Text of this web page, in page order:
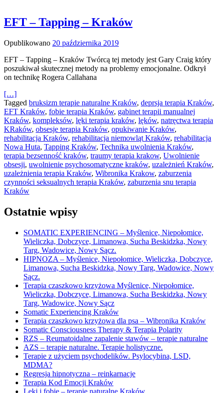
EFT – Tapping – Kraków
Opublikowano 20 października 2019
EFT – Tapping – Kraków Twórcą tej metody jest Gary Craig który
poszukiwał skutecznej metody na problemy emocjonalne. Odkrył
on technikę Rogera Callahana
[…]
Tagged bruksizm terapie naturalne Kraków, deprsja terapia Kraków,
EFT Kraków, fobie terapia Kraków, gabinet terapii manualnej
Kraków, kompleksów, lęki terapia kraków, lęków, natręctwa terapia
KRaków, obsesje terapia Kraków, opukiwanie Kraków,
rehabilitacja Kraków, rehabilitacja niemowląt Kraków, rehabilitacja
Nowa Huta, Tapping Kraków, Technika uwolnienia Kraków,
terapia bezsenność kraków, traumy terapia krakow, Uwolnienie
obsesji, uwolnienie psychosomatyczne kraków, uzależnień Kraków,
uzależnienia terapia Kraków, Wibronika Krakow, zaburzenia
czynności seksualnych terapia Kraków, zaburzenia snu terapia
Kraków
Ostatnie wpisy
SOMATIC EXPERIENCING – Myślenice, Niepołomice,
Wieliczka, Dobczyce, Limanowa, Sucha Beskidzka, Nowy
Targ, Wadowice, Nowy Sącz.
HIPNOZA – Myślenice, Niepołomice, Wieliczka, Dobczyce,
Limanowa, Sucha Beskidzka, Nowy Targ, Wadowice, Nowy
Sącz.
Terapia czaszkowo krzyżowa Myślenice, Niepołomice,
Wieliczka, Dobczyce, Limanowa, Sucha Beskidzka, Nowy
Targ, Wadowice, Nowy Sącz
Somatic Experiencing Kraków
Terapia czaszkowo krzyżowa dla psa – Wibronika Kraków
Somatic Consciousness Therapy & Terapia Polarity
RZS – Reumatoidalne zapalenie stawów – terapie naturalne
AZS – terapie naturalne. Terapie holistyczne.
Terapie z użyciem psychodelików. Psylocybina, LSD,
MDMA?
Regresja hipnotyczna – reinkarnacje
Terapia Kod Emocji Kraków
Lęki i fobie – terapie naturalne Kraków